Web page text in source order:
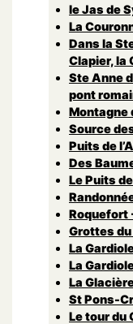
le Jas de
La
Dans la
Clapier, la
Ste Anne
pont
Montagne
Source
Puits de
Des
Le Puits
Roquefort
Grottes
La
La
La
St Pons-
Le tour du